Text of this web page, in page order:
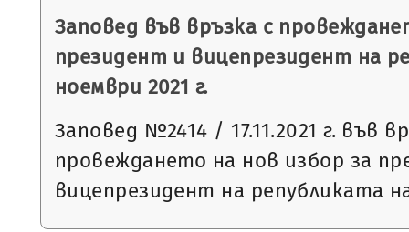
Заповед във връзка с
президент и вицепрезидент на
ноември 2021 г.
Заповед №2414 / 17.11.2021 г. във
провеждането на нов избор за
вицепрезидент на републиката